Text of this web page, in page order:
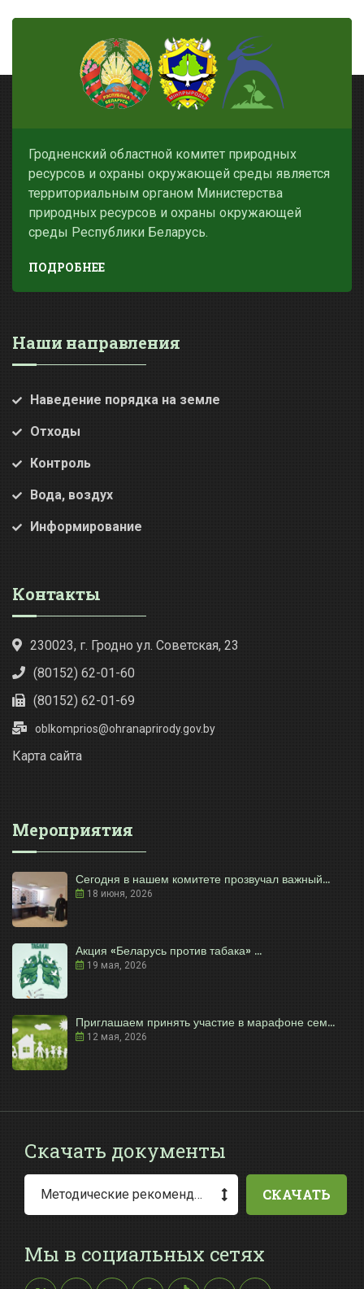
Гродненский областной комитет природных
ресурсов и охраны окружающей среды является
территориальным органом Министерства
природных ресурсов и охраны окружающей
среды Республики Беларусь.
ПОДРОБНЕЕ
Наши направления
Наведение порядка на земле
Отходы
Контроль
Вода, воздух
Информирование
Контакты
230023, г. Гродно ул. Советская, 23
(80152) 62-01-60
(80152) 62-01-69
oblkomprios@ohranaprirody.gov.by
Карта сайта
Мероприятия
Сегодня в нашем комитете прозвучал важный...
18 июня, 2026
Акция «Беларусь против табака» ...
19 мая, 2026
Приглашаем принять участие в марафоне сем...
12 мая, 2026
Скачать документы
Методические рекомендации по заполнению заявления о выдаче разрешения на специальное водопользование СКАЧАТЬ
Мы в социальных сетях